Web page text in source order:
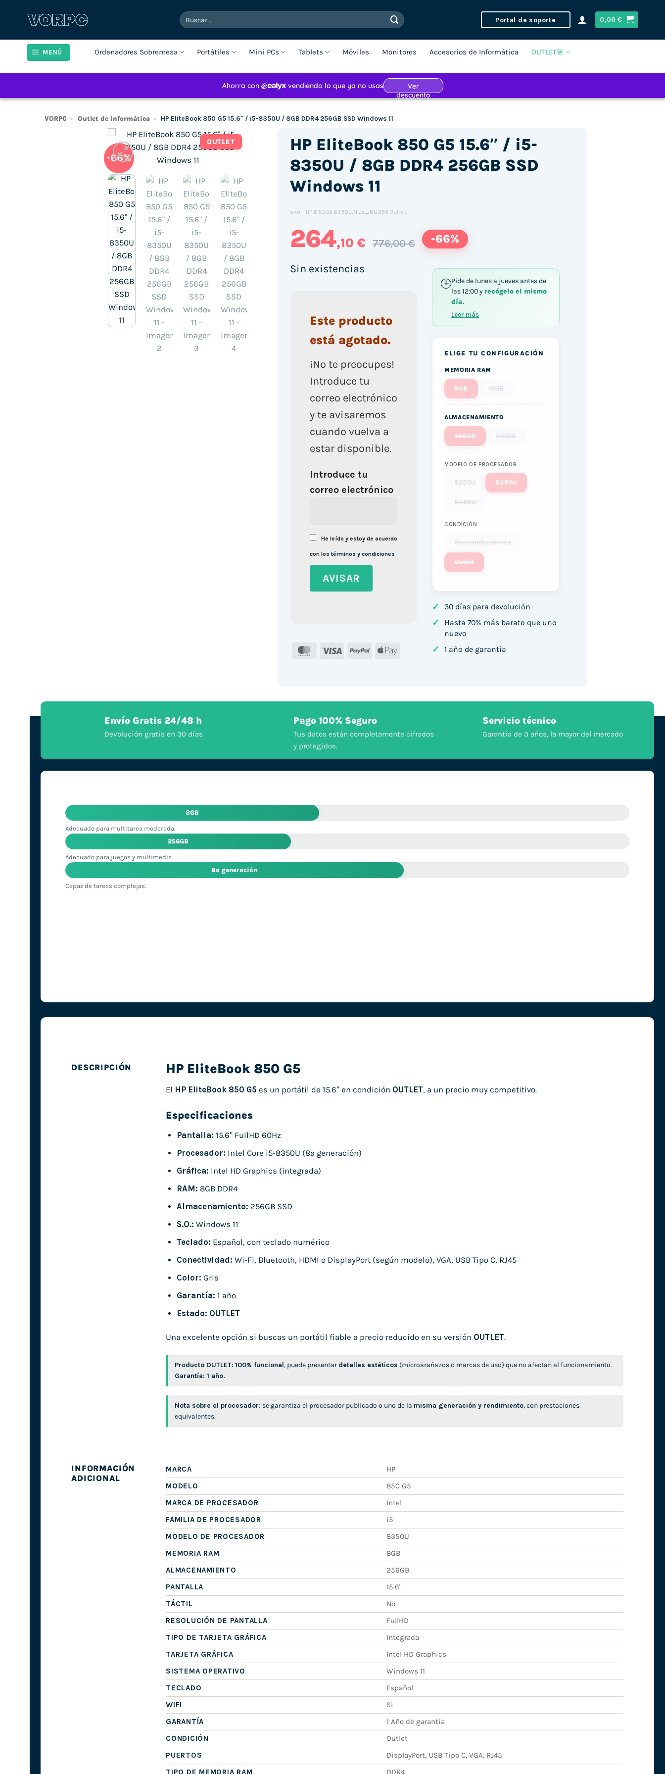
Buscar
por:
Portal de soporte 0,00€
MENÚ Ordenadores Sobremesa Portátiles Mini PCs Tablets Móviles Monitores Accesorios de Informática OUTLET🚨
VORPC » Outlet de informática » HP EliteBook 850 G5 15.6″ / i5-8350U / 8GB DDR4 256GB SSD Windows 11
OUTLET
-66%
HP EliteBook 850 G5 15.6″ / i5-
8350U / 8GB DDR4 256GB SSD
Windows 11
SKU: HP.850G5.8350U.N.Es_8G256.Outlet
264,10 € 776,00 € -66%
Sin existencias
Este producto
está agotado.
¡No te preocupes!
Introduce tu
correo electrónico
y te avisaremos
cuando vuelva a
estar disponible.
Introduce tu
correo electrónico
He leído y estoy de acuerdo
con lostérminos y condiciones
MasterCard
Visa PayPal Apple
Pide de lunes a jueves antes de
las 12:00 y recógelo el mismo
día.
Leer más
ELIGE TU CONFIGURACIÓN
MEMORIA RAM
8GB 16GB
ALMACENAMIENTO
256GB 512GB
MODELO DE PROCESADOR
8250U 8350U
8365U
CONDICIÓN
Reacondicionado
Outlet
✓ 30 días para devolución
✓
Hasta 70% más barato que uno
nuevo
✓ 1 año de garantía
Envío Gratis 24/48 h
Devolución gratis en 30 días
Pago 100% Seguro
Tus datos están completamente cifrados
y protegidos.
Servicio técnico
Garantía de 3 años, la mayor del mercado
8GB
Adecuado para multitarea moderada.
256GB
Adecuado para juegos y multimedia.
8ª generación
Capaz de tareas complejas.
DESCRIPCIÓN HP EliteBook 850 G5
El HP EliteBook 850 G5 es un portátil de 15.6″ en condición OUTLET, a un precio muy competitivo.
Especificaciones
Pantalla: 15.6″ FullHD 60Hz
Procesador: Intel Core i5-8350U (8ª generación)
Gráfica: Intel HD Graphics (integrada)
RAM: 8GB DDR4
Almacenamiento: 256GB SSD
S.O.: Windows 11
Teclado: Español, con teclado numérico
Conectividad: Wi-Fi, Bluetooth, HDMI o DisplayPort (según modelo), VGA, USB Tipo C, RJ45
Color: Gris
Garantía: 1 año
Estado: OUTLET
Una excelente opción si buscas un portátil fiable a precio reducido en su versión OUTLET.
Producto OUTLET: 100% funcional, puede presentar detalles estéticos (microarañazos o marcas de uso) que no afectan al funcionamiento.
Garantía: 1 año.
Nota sobre el procesador: se garantiza el procesador publicado o uno de la misma generación y rendimiento, con prestaciones
equivalentes.
INFORMACIÓN
ADICIONAL
MARCA
HP
MODELO
850 G5
MARCA DE PROCESADOR
Intel
FAMILIA DE PROCESADOR
i5
MODELO DE PROCESADOR
8350U
MEMORIA RAM
8GB
ALMACENAMIENTO
256GB
PANTALLA
15.6"
TÁCTIL
No
RESOLUCIÓN DE PANTALLA
FullHD
TIPO DE TARJETA GRÁFICA
Integrada
TARJETA GRÁFICA
Intel HD Graphics
SISTEMA OPERATIVO
Windows 11
TECLADO
Español
WIFI
Si
GARANTÍA
1 Año de garantía
CONDICIÓN
Outlet
PUERTOS
DisplayPort, USB Tipo C, VGA, RJ45
TIPO DE MEMORIA RAM
DDR4